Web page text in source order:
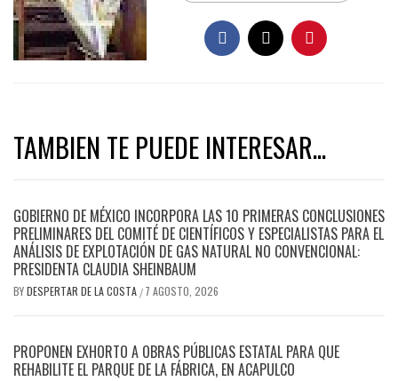
TAMBIEN TE PUEDE INTERESAR...
GOBIERNO DE MÉXICO INCORPORA LAS 10 PRIMERAS CONCLUSIONES
PRELIMINARES DEL COMITÉ DE CIENTÍFICOS Y ESPECIALISTAS PARA EL
ANÁLISIS DE EXPLOTACIÓN DE GAS NATURAL NO CONVENCIONAL:
PRESIDENTA CLAUDIA SHEINBAUM
BYDESPERTAR DE LA COSTA / 7 AGOSTO, 2026
PROPONEN EXHORTO A OBRAS PÚBLICAS ESTATAL PARA QUE
REHABILITE EL PARQUE DE LA FÁBRICA, EN ACAPULCO